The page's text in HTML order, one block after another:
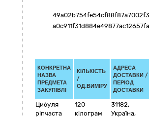
КОНКРЕТНА
НАЗВА
ПРЕДМЕТА
ЗАКУПІВЛІ
КІЛЬКІСТЬ
/
ОД.ВИМІРУ
АДРЕСА
ДОСТАВКИ /
ПЕРІОД
ДОСТАВКИ
Цибуля
ріпчаста
120
кілограм
31182,
Україна,